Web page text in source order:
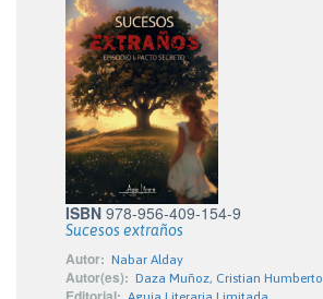
ISBN 978-956-409-154-9
Sucesos extraños
Autor: Nabar Alday
Autor(es): Daza Muñoz, Cristian Humberto